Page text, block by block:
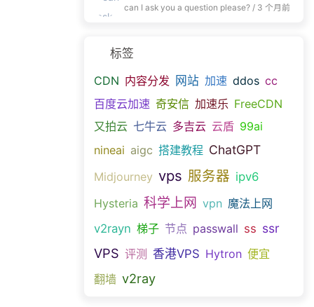
can I ask you a question please? / 3 个月前
标签
CDN 内容分发 网站 加速 ddos cc
百度云加速 奇安信 加速乐 FreeCDN
又拍云 七牛云 多吉云 云盾 99ai
nineai aigc 搭建教程 ChatGPT
Midjourney vps 服务器 ipv6
Hysteria 科学上网 vpn 魔法上网
v2rayn 梯子 节点 passwall ss ssr
VPS 评测 香港VPS Hytron 便宜
翻墙 v2ray